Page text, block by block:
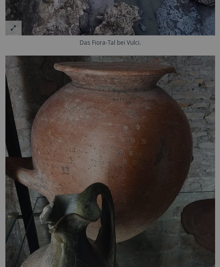
Das Fiora-Tal bei Vulci.